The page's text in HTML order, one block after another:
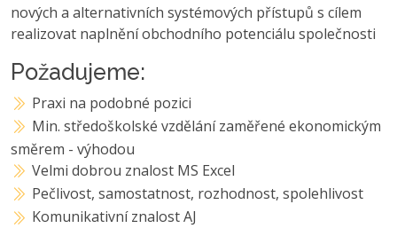
nových a alternativních systémových přístupů s cílem
realizovat naplnění obchodního potenciálu společnosti
Požadujeme:
Praxi na podobné pozici
Min. středoškolské vzdělání zaměřené ekonomickým
směrem - výhodou
Velmi dobrou znalost MS Excel
Pečlivost, samostatnost, rozhodnost, spolehlivost
Komunikativní znalost AJ